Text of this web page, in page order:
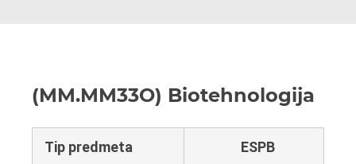
(MM.MM33O) Biotehnologija
Tip predmeta ESPB